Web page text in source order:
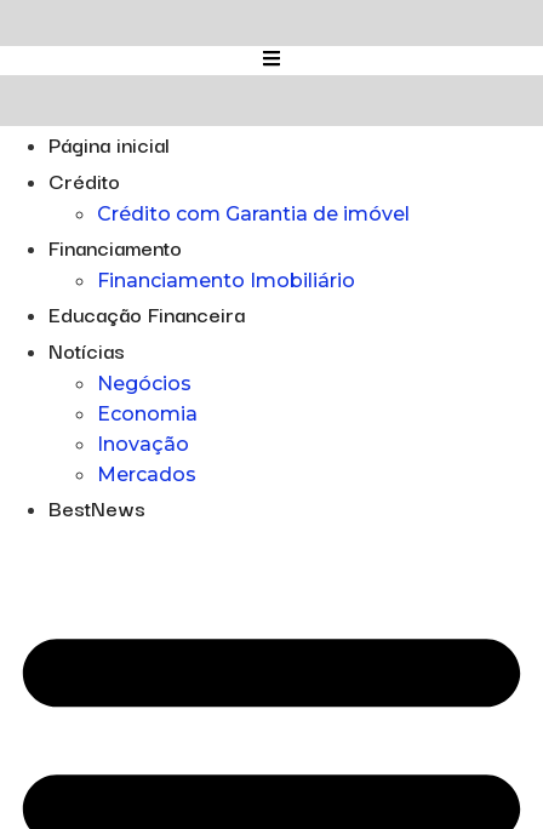
para
o
Página inicial
Crédito
Crédito com Garantia de imóvel
Financiamento
Financiamento Imobiliário
Educação Financeira
Notícias
Negócios
Economia
Inovação
Mercados
BestNews